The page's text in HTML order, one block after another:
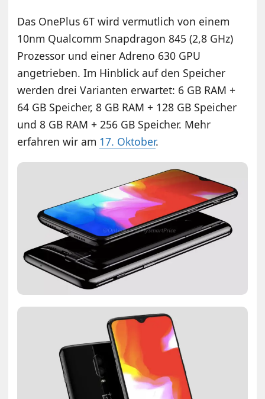
Das OnePlus 6T wird vermutlich von einem
10nm Qualcomm Snapdragon 845 (2,8 GHz)
Prozessor und einer Adreno 630 GPU
angetrieben. Im Hinblick auf den Speicher
werden drei Varianten erwartet: 6 GB RAM +
64 GB Speicher, 8 GB RAM + 128 GB Speicher
und 8 GB RAM + 256 GB Speicher. Mehr
erfahren wir am 17. Oktober.